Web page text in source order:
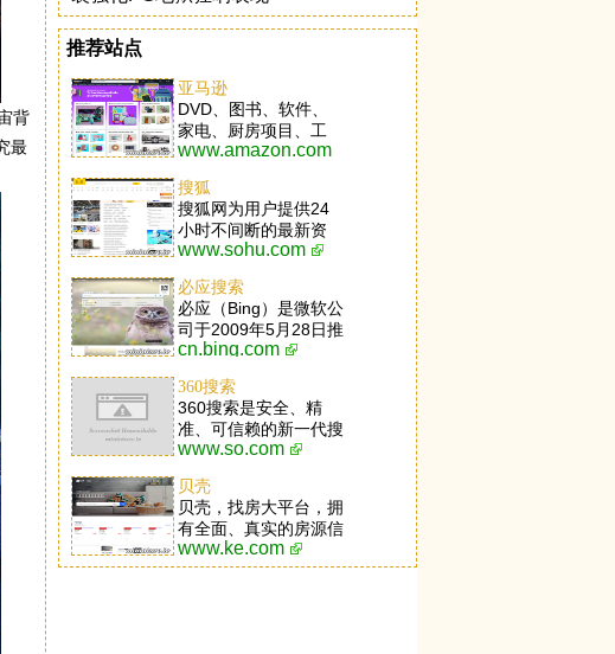
背
最
推荐站点
亚马逊
DVD、图书、软件、
家电、厨房项目、工
具、草坪和庭院项目、
品、鲜美食品、首饰、
手表、健康和个人关心
项目、美容品、乐器等
等应有尽有。
www.amazon.com
搜狐
搜狐网为用户提供24
小时不间断的最新资
讯，及搜索、邮件等网
热点事件、突发新闻、
时事评论、热播影视
剧、体育赛事、行业动
态、生活服务信息，以
及论坛、博客、微博、
我的搜狐等互动空间。
www.sohu.com
必应搜索
必应（Bing）是微软公
司于2009年5月28日推
出的全新搜索引擎服
特功能，包括每日首页
美图，与Windows 8.1
深度融合的超级搜索功
能，以及崭新的搜索结
果导航模式等。用户可
登录微软必应首页，打
开内置于Windows8操
作系统的必应应用，或
直接按下Windows
cn.bing.com
360搜索
360搜索是安全、精
准、可信赖的新一代搜
索引擎，依托于360母
拦截各类钓鱼欺诈等恶
意网站，提供更放心的
搜索服务。 360搜索
so靠谱。
www.so.com
贝壳
贝壳，找房大平台，拥
有全面、真实的房源信
息，以及VR看房、房
屋估价、智能推荐等业
www.ke.com